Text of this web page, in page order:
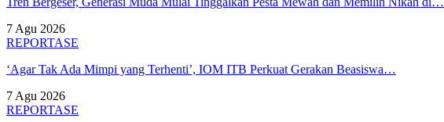
7 Agu 2026
REPORTASE
‘Agar Tak Ada Mimpi yang Terhenti’, IOM ITB Perkuat Gerakan Beasiswa…
7 Agu 2026
REPORTASE